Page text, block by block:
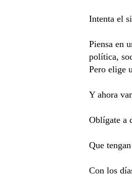
Intenta el
Piensa en
política,
Pero elige
Y ahora
Oblígate a
Que
Con los